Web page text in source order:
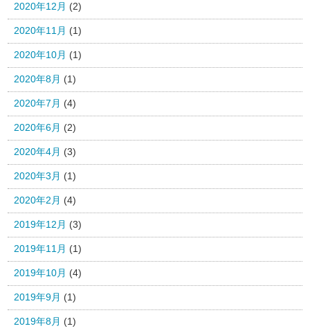
2020年12月 (2)
2020年11月 (1)
2020年10月 (1)
2020年8月 (1)
2020年7月 (4)
2020年6月 (2)
2020年4月 (3)
2020年3月 (1)
2020年2月 (4)
2019年12月 (3)
2019年11月 (1)
2019年10月 (4)
2019年9月 (1)
2019年8月 (1)